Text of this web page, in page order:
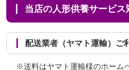
当店の人形供養サービ
配送業者（ヤマト運輸）
※送料はヤマト運輸様のホーム